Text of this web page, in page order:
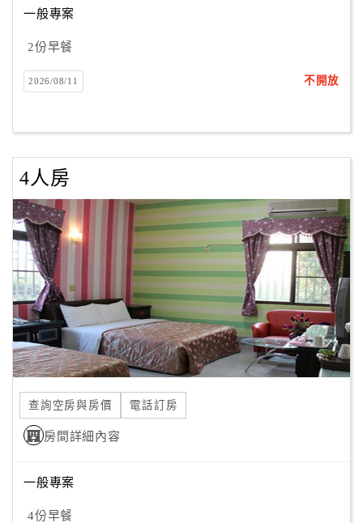
訂
房
Q&A
卡
訂
房
請
款
收
據
合
作
提
案
店
一般專案
2份早餐
2026/08/11 不開放
4人房
查詢空房與房價 電話訂房
房間詳細內容
一般專案
4份早餐